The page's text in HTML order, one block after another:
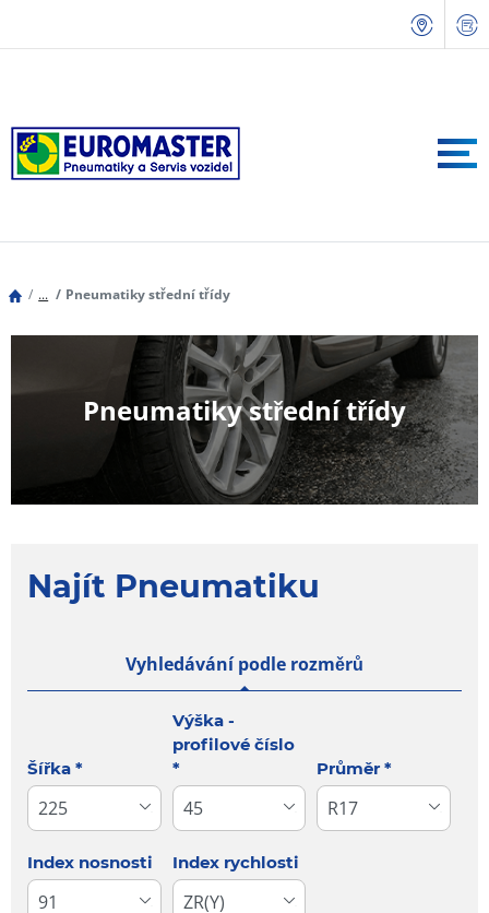
... Pneumatiky střední třídy
Pneumatiky střední třídy
Najít Pneumatiku
Vyhledávání podle rozměrů
Tab updated: Vyhledávání podle rozměrů
Šířka *
Výška -
profilové číslo
*
Průměr*
Index nosnosti Index rychlosti